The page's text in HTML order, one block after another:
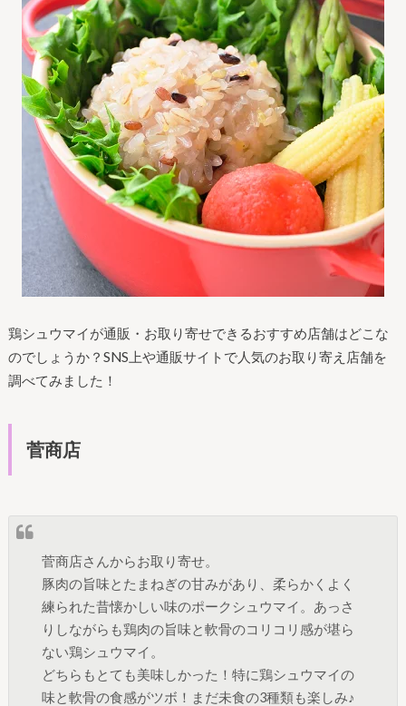
鶏シュウマイが通販・お取り寄せできるおすすめ店舗はどこな
のでしょうか？SNS上や通販サイトで人気のお取り寄え店舗を
調べてみました！
菅商店
菅商店さんからお取り寄せ。
豚肉の旨味とたまねぎの甘みがあり、柔らかくよく
練られた昔懐かしい味のポークシュウマイ。あっさ
りしながらも鶏肉の旨味と軟骨のコリコリ感が堪ら
ない鶏シュウマイ。
どちらもとても美味しかった！特に鶏シュウマイの
味と軟骨の食感がツボ！まだ未食の3種類も楽しみ♪